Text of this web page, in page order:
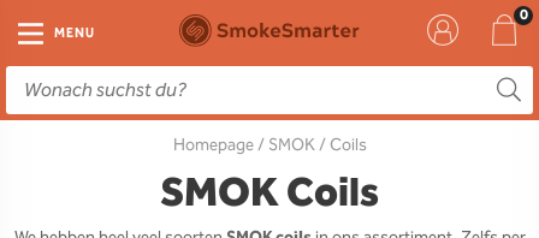
MENU E-Zigarette
E-Zigaretten Starter-Sets
Einweg
Einweg Vape
Liquids
E-Liquid
Zubehör
Clearomizer
DIY
Aromen
Homepage/SMOK/ Coils
SMOK Coils